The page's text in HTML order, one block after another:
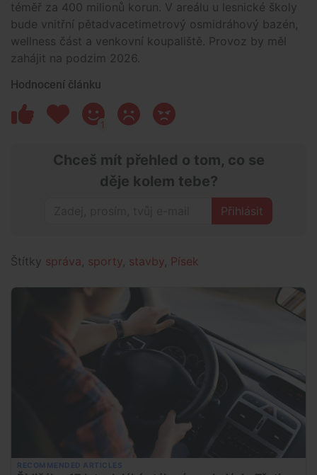
téměř za 400 milionů korun. V areálu u lesnické školy
bude vnitřní pětadvacetimetrový osmidráhový bazén,
wellness část a venkovní koupaliště. Provoz by měl
zahájit na podzim 2026.
Hodnocení článku
1
Chceš mít přehled o tom, co se
děje kolem tebe?
Přihlásit
Štítky správa sporty stavby Písek